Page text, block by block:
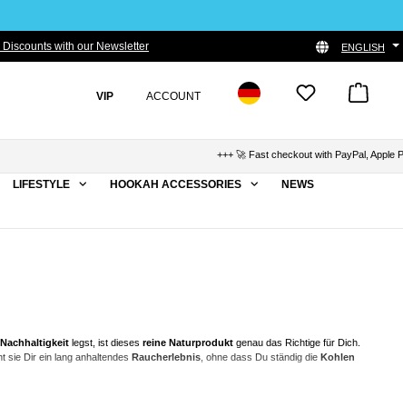
Discounts with our Newsletter ENGLISH
VIP ACCOUNT
+++ 🚀 Fast checkout with PayPal, Apple Pay
LIFESTYLE HOOKAH ACCESSORIES NEWS
legst, ist dieses reine Naturprodukt genau das Richtige für Dich.
sie Dir ein lang anhaltendes Raucherlebnis , ohne dass Du ständig die Kohlen